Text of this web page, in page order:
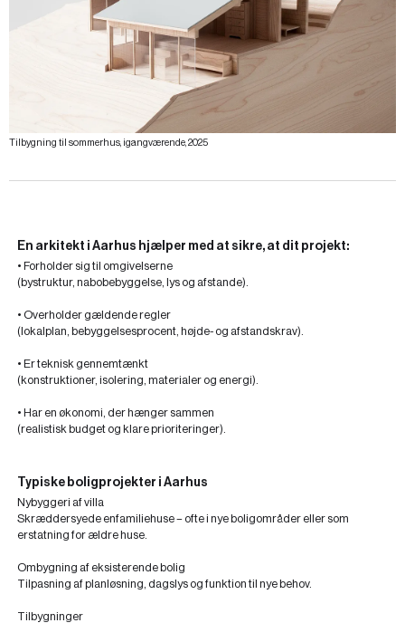
Tilbygning til sommerhus, igangværende, 2025
En arkitekt i Aarhus hjælper med at sikre, at dit projekt:
• Forholder sig til omgivelserne
(bystruktur, nabobebyggelse, lys og afstande).
• Overholder gældende regler
(lokalplan, bebyggelsesprocent, højde- og afstandskrav).
• Er teknisk gennemtænkt
(konstruktioner, isolering, materialer og energi).
• Har en økonomi, der hænger sammen
(realistisk budget og klare prioriteringer).
Typiske boligprojekter i Aarhus
Nybyggeri af villa
Skræddersyede enfamiliehuse – ofte i nye boligområder eller som
erstatning for ældre huse.
Ombygning af eksisterende bolig
Tilpasning af planløsning, dagslys og funktion til nye behov.
Tilbygninger